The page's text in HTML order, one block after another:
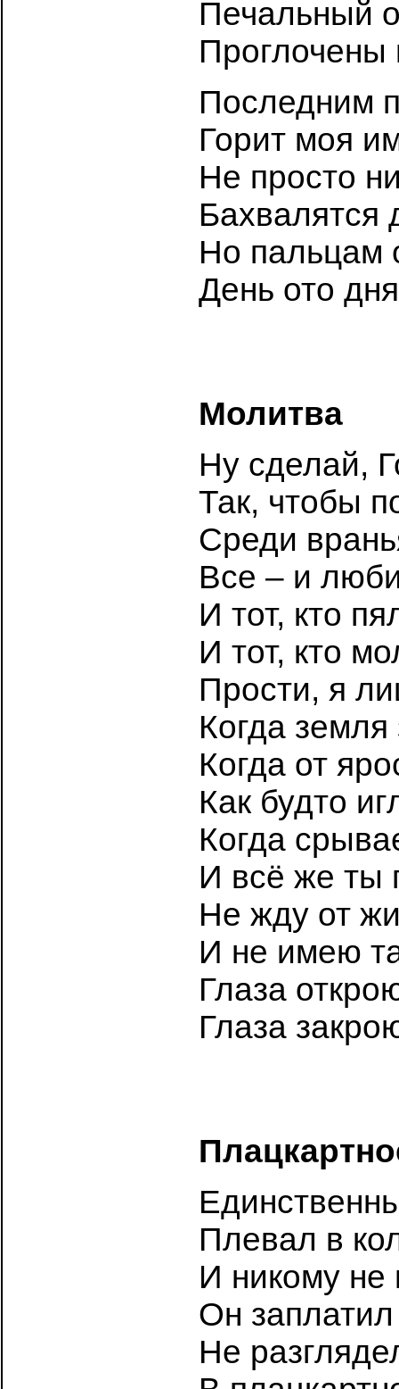
Печальный
Проглочены
Последним
Горит моя
Не просто
Бахвалятся
Но пальцам
День ото
Молитва
Ну сделай,
Так, чтобы
Среди
Все – и
И тот, кто
И тот, кто
Прости, я
Когда
Когда от
Как будто
Когда
И всё же ты
Не жду от
И не имею
Глаза
Глаза
Плевал в
И никому
Он
Не